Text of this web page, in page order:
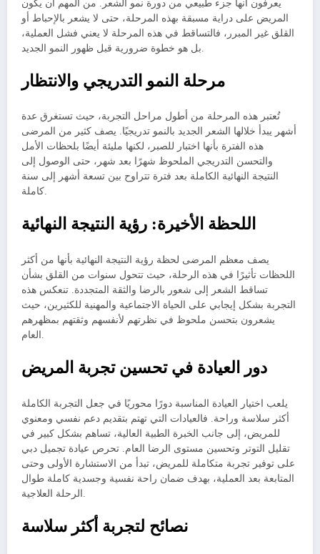
يعرفون أنها جزء طبيعي من دورة نمو الشعر. من المهم أن يكون
المريض على دراية مسبقة بهذه المرحلة، حتى لا يشعر بالإحباط أو
القلق غير المبرر، فالتساقط في هذه المرحلة لا يعني فشل العملية،
مرحلة النمو التدريجي والانتظار
تُعتبر هذه المرحلة من أطول مراحل التجربة، حيث تستغرق عدة
أشهر يبدأ خلالها الشعر الجديد بالنمو تدريجيًا. يصف كثير من المرضى
هذه الفترة بأنها اختبار للصبر، لكنها مليئة أيضًا بلحظات الأمل
والتحسن التدريجي الملحوظ شهرًا بعد شهر، حتى الوصول إلى
النتيجة النهائية الكاملة بعد فترة تتراوح بين تسعة أشهر إلى سنة
كاملة.
اللحظة الأخيرة: رؤية النتيجة النهائية
يصف معظم المرضى لحظة رؤية النتيجة النهائية بأنها من أكثر
اللحظات تأثيرًا في هذه الرحلة، حيث تتحول سنوات من القلق بشأن
تساقط الشعر إلى شعور بالرضا والثقة المتجددة. تنعكس هذه
التجربة بشكل إيجابي على الحياة الاجتماعية والمهنية للكثيرين، حيث
يشعرون بتحسن ملحوظ في نظرتهم لأنفسهم وثقتهم بمظهرهم
دور العيادة في تحسين تجربة المريض
يلعب اختيار العيادة المناسبة دورًا محوريًا في جعل التجربة الكاملة
أكثر سلاسة وراحة. فالعيادات التي تهتم بتقديم دعم نفسي ومعنوي
للمريض، إلى جانب الخبرة الطبية العالية، تساهم بشكل كبير في
تقليل التوتر وتحسين مستوى الرضا العام. تحرص عيادة تجميل دبي
على توفير تجربة متكاملة للمريض، تبدأ من الاستشارة الأولى وحتى
المتابعة بعد العملية، بهدف ضمان راحة نفسية وجسدية كاملة طوال
نصائح لتجربة أكثر سلاسة